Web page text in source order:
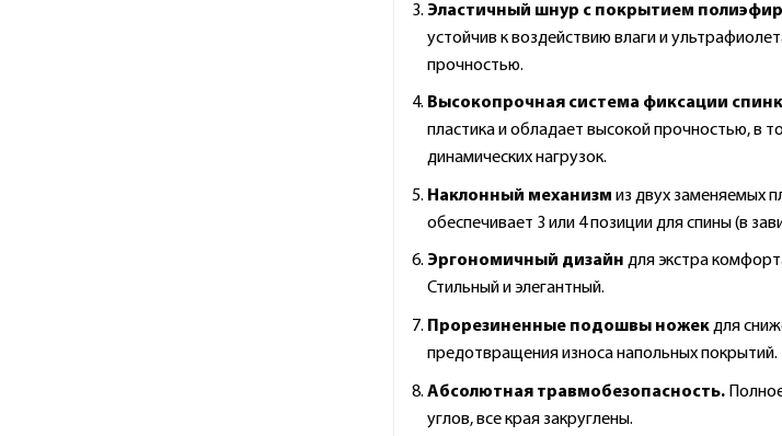
Эластичный шнур с покрытием
устойчив к воздействию влаги и
прочностью.
Высокопрочная система фиксации
пластика и обладает высокой прочностью, в
динамических нагрузок.
Наклонный механизм из двух заменяемых
обеспечивает 3 или 4 позиции для спины (в
Эргономичный дизайн для экстра
Стильный и элегантный.
Прорезиненные подошвы ножекдля
предотвращения износа напольных покрытий.
Абсолютная травмобезопасность.
углов, все края закруглены.